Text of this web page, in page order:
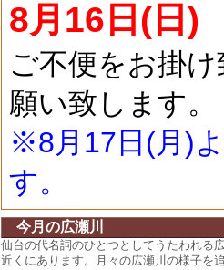
8月16日(日)
ご不便をお掛
願い致します。
※8月17日(月)
す。
今月の広瀬川
仙台の代名詞のひとつとしてうたわれる
近くにあります。月々の広瀬川の様子を